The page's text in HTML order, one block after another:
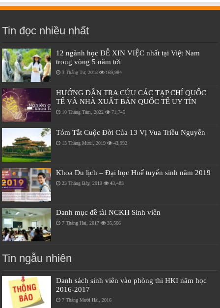
Tin đọc nhiều nhất
12 ngành học DỄ XIN VIỆC nhất tại Việt Nam
trong vòng 5 năm tới
3 Tháng Tư, 2018 169,984
HƯỚNG DẪN TRA CỨU CÁC TẠP CHÍ QUỐC
TẾ VÀ NHÀ XUẤT BẢN QUỐC TẾ UY TÍN
10 Tháng Tám, 2022 71,745
Tóm Tắt Cuộc Đời Của 13 Vị Vua Triều Nguyễn
13 Tháng Mười, 2019 43,992
Khoa Du lịch – Đại học Huế tuyển sinh năm 2019
23 Tháng Bảy, 2019 43,483
Danh mục đề tài NCKH Sinh viên
7 Tháng Hai, 2017 35,566
Tin ngẫu nhiên
Danh sách sinh viên vào phòng thi HKI năm học
2016-2017
7 Tháng Mười Hai, 2016